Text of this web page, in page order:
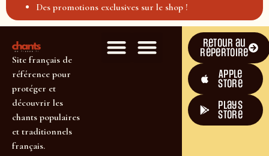
Des promotions exclusives sur le shop !
Site français de
référence pour
protéger et
découvrir les
chants populaires
et traditionnels
français.
Retour au
répertoire
Apple
Store
plays
store